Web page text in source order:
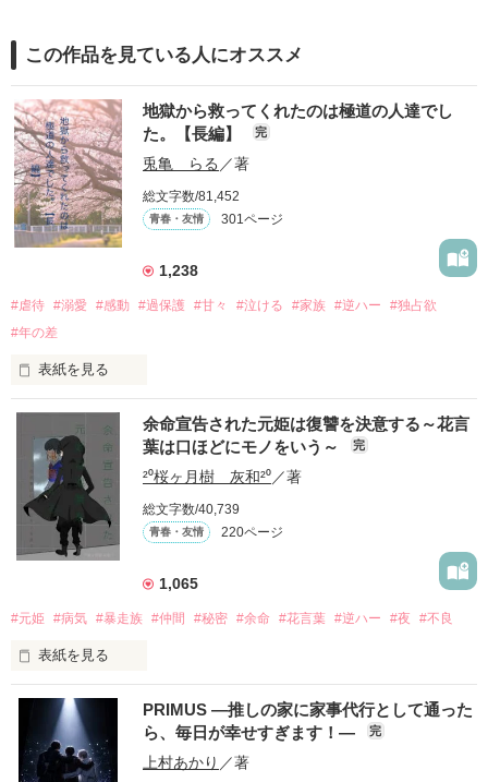
この作品を見ている人にオススメ
地獄から救ってくれたのは極道の人達でし
た。【長編】
完
兎亀 らる ／著
総文字数/81,452
青春・友情 301ページ
1,238
#虐待 #溺愛 #感動 #過保護 #甘々 #泣ける #家族 #逆ハー
#独占欲
#年の差
表紙を見る
｢全部あんたのせいよ｣
『──のせいじゃないよ』
｢なんであんたが生きてんのよ｣
『生きていてくれてありがとう』
｢あんたなんか産まなきゃ良かった｣
『産まれてきてくれてありがとう』
『──が居てくれたから俺たちは·····』
余命宣告された元姫は復讐を決意する～花言
葉は口ほどにモノをいう～
完
²⁰桜ヶ月樹 灰和²⁰／著
総文字数/40,739
青春・友情 220ページ
1,065
#元姫 #病気 #暴走族 #仲間 #秘密 #余命 #花言葉 #逆ハー #夜 #不良
表紙を見る
世界№1の最強。通り名・night
龍牙の元姫
PRIMUS ―推しの家に家事代行として通った
ら、毎日が幸せすぎます！―
完
上村あかり ／著